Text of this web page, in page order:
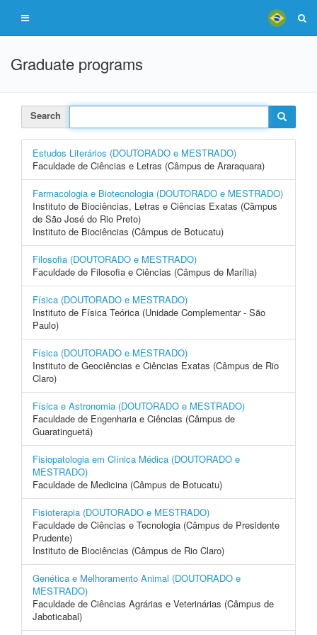
Graduate programs
Search
Estudos Literários (DOUTORADO e MESTRADO)
Faculdade de Ciências e Letras (Câmpus de Araraquara)
Farmacologia e Biotecnologia (DOUTORADO e MESTRADO)
Instituto de Biociências, Letras e Ciências Exatas (Câmpus
de São José do Rio Preto)
Instituto de Biociências (Câmpus de Botucatu)
Filosofia (DOUTORADO e MESTRADO)
Faculdade de Filosofia e Ciências (Câmpus de Marília)
Física (DOUTORADO e MESTRADO)
Instituto de Física Teórica (Unidade Complementar - São
Paulo)
Física (DOUTORADO e MESTRADO)
Instituto de Geociências e Ciências Exatas (Câmpus de Rio
Claro)
Física e Astronomia (DOUTORADO e MESTRADO)
Faculdade de Engenharia e Ciências (Câmpus de
Guaratinguetá)
Fisiopatologia em Clínica Médica (DOUTORADO e
MESTRADO)
Faculdade de Medicina (Câmpus de Botucatu)
Fisioterapia (DOUTORADO e MESTRADO)
Faculdade de Ciências e Tecnologia (Câmpus de Presidente
Prudente)
Instituto de Biociências (Câmpus de Rio Claro)
Genética e Melhoramento Animal (DOUTORADO e
MESTRADO)
Faculdade de Ciências Agrárias e Veterinárias (Câmpus de
Jaboticabal)